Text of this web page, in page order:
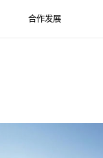
合作发展